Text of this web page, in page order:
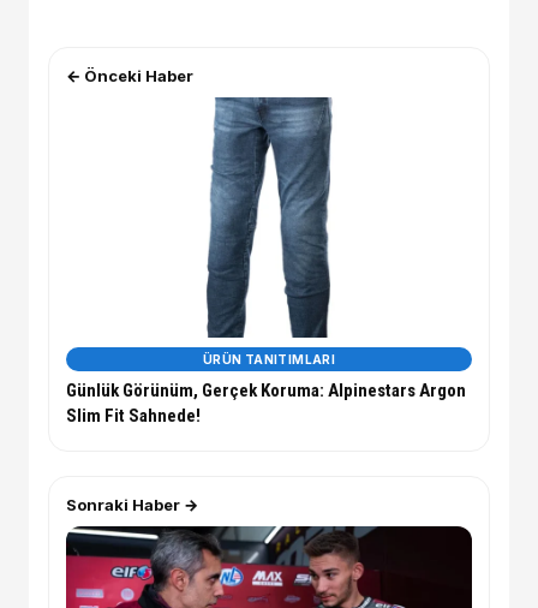
← Önceki Haber
ÜRÜN TANITIMLARI
Günlük Görünüm, Gerçek Koruma: Alpinestars Argon
Slim Fit Sahnede!
Sonraki Haber →